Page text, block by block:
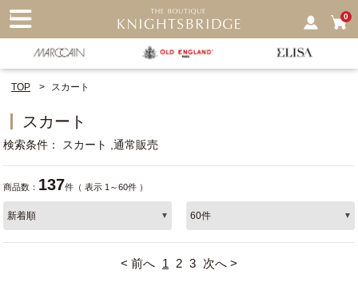
0
TOP スカート
スカート
検索条件 スカート 通常販売
商品数： 137件（ 表示 1～60件 ）
< 前へ 1 2 3 次へ >